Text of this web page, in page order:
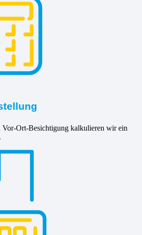
Vor-Ort-Besichtigung kalkulieren wir ein